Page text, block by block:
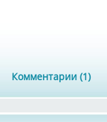
Комментарии (1)